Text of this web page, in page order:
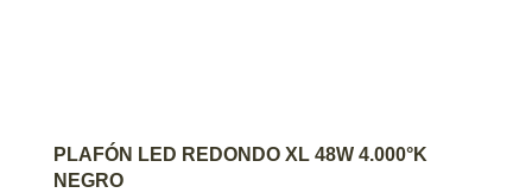
AGREGAR AL CARRITO
PLAFÓN LED REDONDO XL 48W 4.000°K
NEGRO